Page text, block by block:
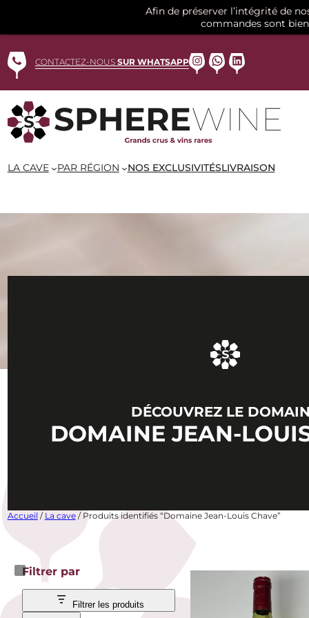
au
contenuCONTACTEZ-NOUS SUR WHATSAPPInstagram
WhatsApp
LinkedIn
LA CAVE PAR RÉGION NOS EXCLUSIVITÉSLIVRAISON
DÉCOUVREZ LE
DOMAINE JEAN-
Accueil / La cave/ Produits identifiés “Domaine Jean-Louis Chave”
Filtrer par
Filtrer les produits
Afin de préserver l’intégrité de
commandes sont